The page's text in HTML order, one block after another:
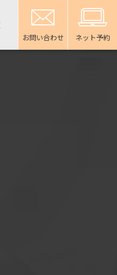
お問い合わせ ネット予約